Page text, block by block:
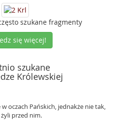
szukane fragmenty
się więcej!
szukane
Królewskiej
w oczach Pańskich, jednakże nie tak,
przed nim.